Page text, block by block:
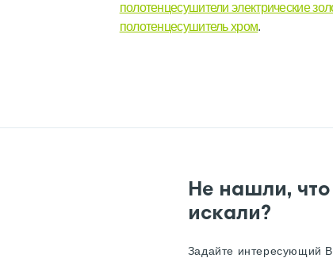
полотенцесушители электрические
полотенцесушитель хром.
Не нашли, что
искали?
Задайте интересующий